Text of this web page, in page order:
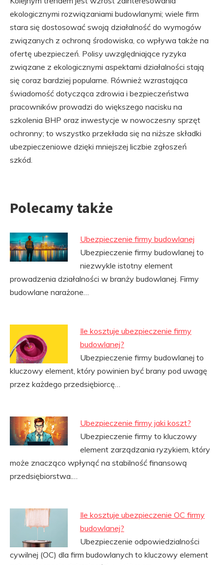
ekologicznymi rozwiązaniami budowlanymi; wiele firm
stara się dostosować swoją działalność do wymogów
związanych z ochroną środowiska, co wpływa także na
ofertę ubezpieczeń. Polisy uwzględniające ryzyka
związane z ekologicznymi aspektami działalności stają
się coraz bardziej popularne. Również wzrastająca
świadomość dotycząca zdrowia i bezpieczeństwa
pracowników prowadzi do większego nacisku na
szkolenia BHP oraz inwestycje w nowoczesny sprzęt
ochronny; to wszystko przekłada się na niższe składki
ubezpieczeniowe dzięki mniejszej liczbie zgłoszeń
szkód.
Polecamy także
Ubezpieczenie firmy budowlanej
Ubezpieczenie firmy budowlanej to
niezwykle istotny element
prowadzenia działalności w branży budowlanej. Firmy
budowlane narażone…
Ile kosztuje ubezpieczenie firmy
budowlanej?
Ubezpieczenie firmy budowlanej to
kluczowy element, który powinien być brany pod uwagę
przez każdego przedsiębiorcę…
Ubezpieczenie firmy jaki koszt?
Ubezpieczenie firmy to kluczowy
element zarządzania ryzykiem, który
może znacząco wpłynąć na stabilność finansową
przedsiębiorstwa.…
Ile kosztuje ubezpieczenie OC firmy
budowlanej?
Ubezpieczenie odpowiedzialności
cywilnej (OC) dla firm budowlanych to kluczowy element